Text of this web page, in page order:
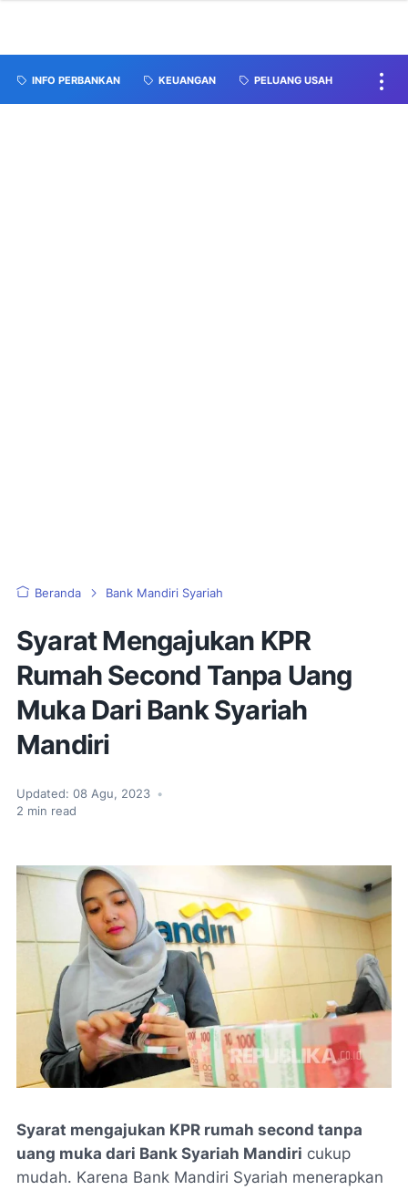
INFO PERBANKAN KEUANGAN PELUANG USAH
Beranda Bank Mandiri Syariah
Syarat Mengajukan KPR
Rumah Second Tanpa Uang
Muka Dari Bank Syariah
Mandiri
Updated: 08 Agu, 2023 •
2 min read
Syarat mengajukan KPR rumah second tanpa
uang muka dari Bank Syariah Mandiri cukup
mudah. Karena Bank Mandiri Syariah menerapkan